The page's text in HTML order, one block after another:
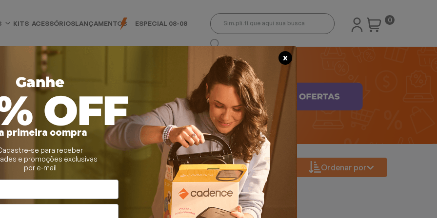
KITS ACESSÓRIOSLANÇAMENTOS ESPECIAL 08-08 0
de Cabelo
Ordenar por
X
Ganhe
OFF
primeira compra
se para receber
e promoções exclusivas
por e-mail